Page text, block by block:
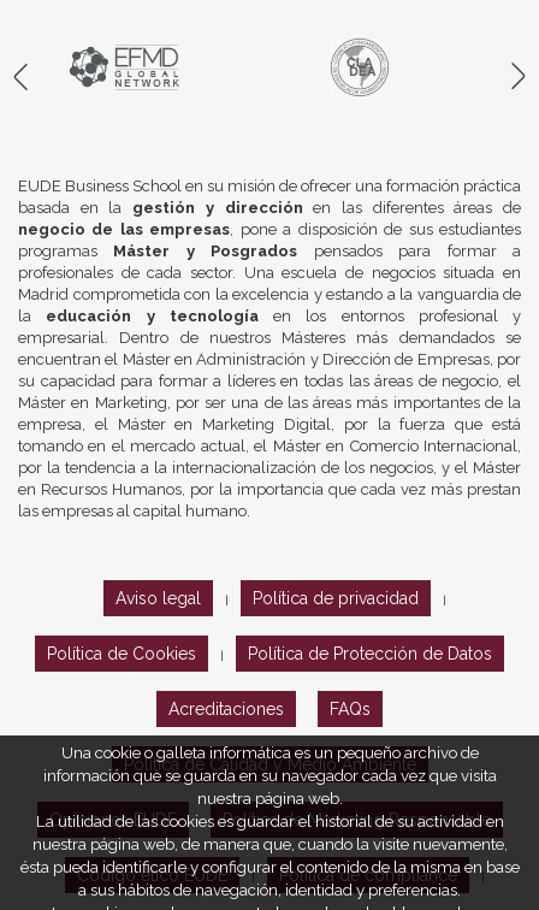
EUDE Business School en su misión de ofrecer una formación práctica
basada en la gestión y dirección en las diferentes áreas de
negocio de las empresas, pone a disposición de sus estudiantes
programas Máster y Posgrados pensados para formar a
profesionales de cada sector. Una escuela de negocios situada en
Madrid comprometida con la excelencia y estando a la vanguardia de
la educación y tecnologíaen los entornos profesional y
empresarial. Dentro de nuestros Másteres más demandados se
encuentran el Máster en Administración y Dirección de Empresas, por
su capacidad para formar a líderes en todas las áreas de negocio, el
Máster en Marketing, por ser una de las áreas más importantes de la
empresa, el Máster en Marketing Digital, por la fuerza que está
tomando en el mercado actual, el Máster en Comercio Internacional,
por la tendencia a la internacionalización de los negocios, y el Máster
en Recursos Humanos, por la importancia que cada vez más prestan
las empresas al capital humano.
Aviso legal Política de privacidad
Política de Cookies Política de Protección de Datos
Acreditaciones FAQs
Política de Calidad y Medio Ambiente
Opiniones EUDE Política de Marketing Responsable
Código ético EUDE Política de compliance
Una cookie o galleta informática es un pequeño archivo de
información que se guarda en su navegador cada vez que visita
nuestra página web.
La utilidad de las cookies es guardar el historial de su actividad en
nuestra página web, de manera que, cuando la visite nuevamente,
ésta pueda identificarle y configurar el contenido de la misma en base
a sus hábitos de navegación, identidad y preferencias.